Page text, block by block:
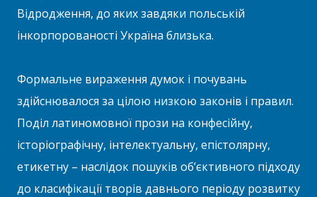
Відродження, до яких завдяки польській
інкорпорованості Україна близька.
Формальне вираження думок і почувань
здійснювалося за цілою низкою законів і правил.
Поділ латиномовної прози на конфесійну,
історіографічну, інтелектуальну, епістолярну,
етикетну – наслідок пошуків об’єктивного підходу
до класифікації творів давнього періоду розвитку